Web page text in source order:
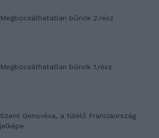
Megbocsáthatatlan bűnök 2.rész
Megbocsáthatatlan bűnök 1.rész
Szent Genovéva, a túlélő Franciaország
jelképe